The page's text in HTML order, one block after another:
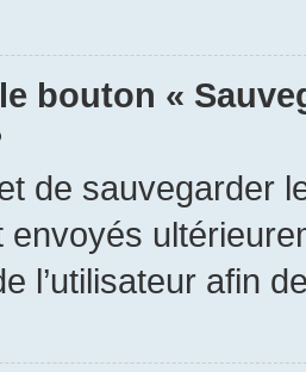
bouton «
de sauvegarder
envoyés
l’utilisateur afin